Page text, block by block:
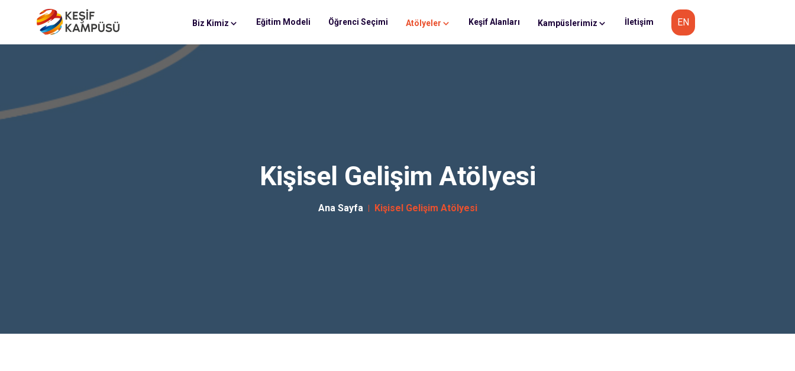
Biz Kimiz Eğitim Modeli Öğrenci Seçimi Atölyeler Keşif Alanları Kampüslerimiz İletişim EN
Kişisel Gelişim Atölyesi
Ana Sayfa Kişisel Gelişim Atölyesi